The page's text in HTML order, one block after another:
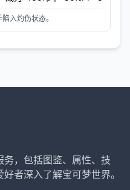
入灼伤状态。
，包括图鉴、属性、技
者深入了解宝可梦世界。